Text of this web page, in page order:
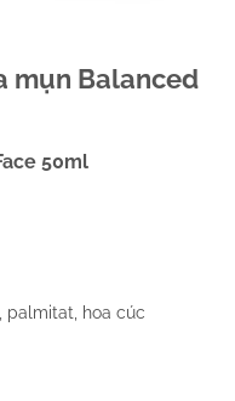
mụn Balanced
50ml
palmitat, hoa cúc